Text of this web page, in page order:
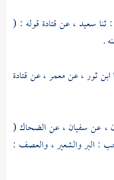
ثنا سعيد ، عنقتادة قوله : (
.
ابن ثور، عنمعمر، عنقتادة
، عنسفيان ، عنالضحاك (
: البر والشعير ، والعصف :